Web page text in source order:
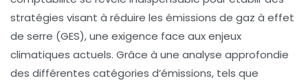
stratégies visant à réduire les émissions de gaz à effet
de serre (GES), une exigence face aux enjeux
climatiques actuels. Grâce à une analyse approfondie
des différentes catégories d’émissions, tels que